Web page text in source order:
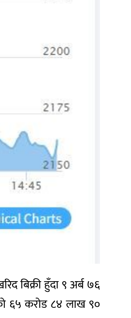
बिक्री हुँदा ९ अर्ब ७६
६५ करोड ८४ लाख ९०